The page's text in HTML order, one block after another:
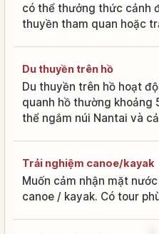
có thể thưởng thức cảnh
thuyền tham quan hoặc
Du thuyền trên hồ
Du thuyền trên hồ hoạt
quanh hồ thường khoảng
thể ngắm núi Nantai và
Trải nghiệm canoe/kayak
Muốn cảm nhận mặt
canoe / kayak. Có tour